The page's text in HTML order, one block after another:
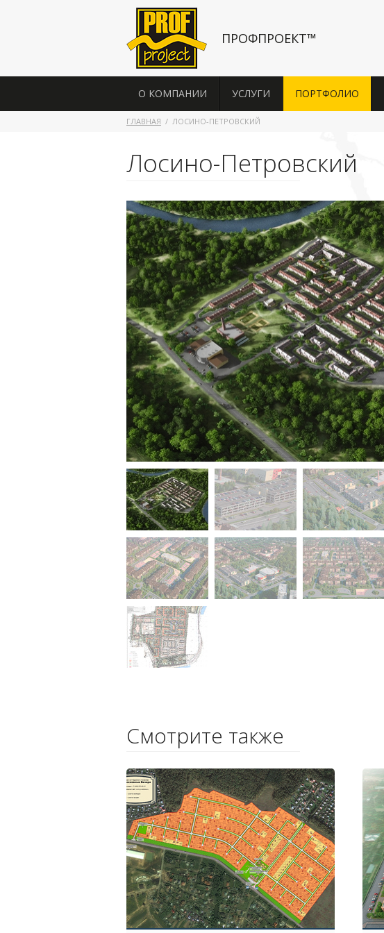
ПРОФПРОЕКТ™
О КОМПАНИИ УСЛУГИ ПОРТФОЛИО
ГЛАВНАЯ ЛОСИНО-ПЕТРОВСКИЙ
Лосино-Петровский
Смотрите также